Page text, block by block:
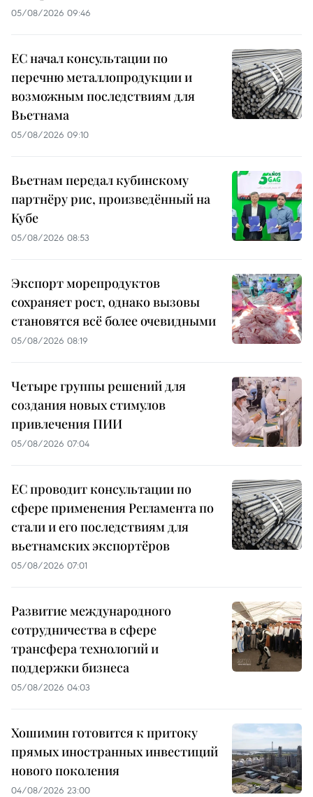
05/08/2026 09:46
ЕС начал консультации по
перечню металлопродукции и
возможным последствиям для
Вьетнама
05/08/2026 09:10
Вьетнам передал кубинскому
партнёру рис, произведённый на
Кубе
05/08/2026 08:53
Экспорт морепродуктов
сохраняет рост, однако вызовы
становятся всё более очевидными
05/08/2026 08:19
Четыре группы решений для
создания новых стимулов
привлечения ПИИ
05/08/2026 07:04
ЕС проводит консультации по
сфере применения Регламента по
стали и его последствиям для
вьетнамских экспортёров
05/08/2026 07:01
Развитие международного
сотрудничества в сфере
трансфера технологий и
поддержки бизнеса
05/08/2026 04:03
Хошимин готовится к притоку
прямых иностранных инвестиций
нового поколения
04/08/2026 23:00